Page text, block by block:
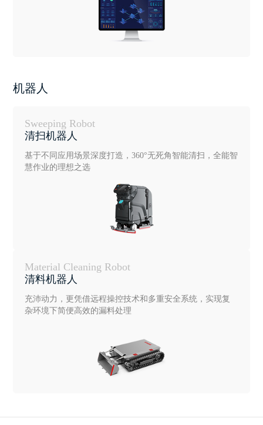
机器人
Sweeping Robot
清扫机器人
基于不同应用场景深度打造，360°无死角智能清扫，全能智
慧作业的理想之选
Material Cleaning Robot
清料机器人
充沛动力，更凭借远程操控技术和多重安全系统，实现复
杂环境下简便高效的漏料处理